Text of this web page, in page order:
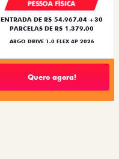
PESSOA FÍSICA
ENTRADA DE R$ 54.967,04 +30
PARCELAS DE R$ 1.379,00
ARGO DRIVE 1.0 FLEX 4P 2026
Quero agora!